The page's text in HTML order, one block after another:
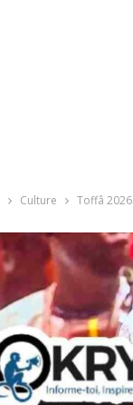
Culture Toffâ